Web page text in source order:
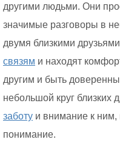
другими людьми. Они
значимые разговоры в
двумя близкими
связям и находят
другим и быть
небольшой круг близких
заботу и внимание к ним,
понимание.